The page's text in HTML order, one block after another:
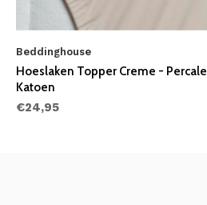
Beddinghouse
Hoeslaken Topper Creme - Percale
Katoen
€24,95